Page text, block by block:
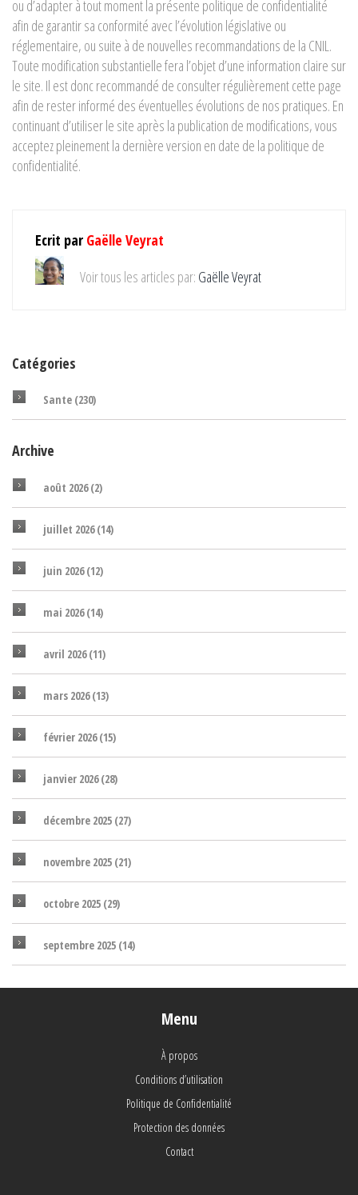
ou d’adapter à tout moment la présente politique de confidentialité
afin de garantir sa conformité avec l’évolution législative ou
réglementaire, ou suite à de nouvelles recommandations de la CNIL.
Toute modification substantielle fera l’objet d’une information claire sur
le site. Il est donc recommandé de consulter régulièrement cette page
afin de rester informé des éventuelles évolutions de nos pratiques. En
continuant d’utiliser le site après la publication de modifications, vous
acceptez pleinement la dernière version en date de la politique de
confidentialité.
Ecrit par Gaëlle Veyrat
Voir tous les articles par: Gaëlle Veyrat
Catégories
Sante (230)
Archive
août 2026(2)
juillet 2026(14)
juin 2026(12)
mai 2026(14)
avril 2026(11)
mars 2026(13)
février 2026(15)
janvier 2026(28)
décembre 2025 (27)
novembre 2025 (21)
octobre 2025 (29)
septembre 2025 (14)
Menu
À propos
Conditions d’utilisation
Politique de Confidentialité
Protection des données
Contact